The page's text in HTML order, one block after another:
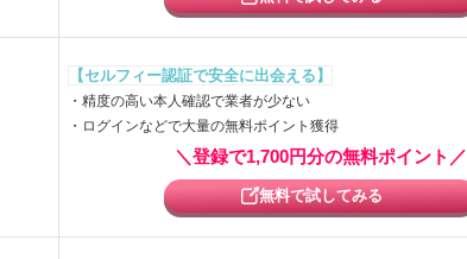
【セルフィー認証で安全に出会える】
・精度の高い本人確認で業者が少ない
・ログインなどで大量の無料ポイント獲得
＼登録で1,700円分の無料ポイント／
無料で試してみる